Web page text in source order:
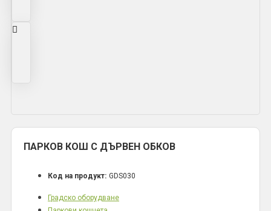
ПАРКОВ КОШ С ДЪРВЕН ОБКОВ
Код на продукт: GDS030
Градско оборудване